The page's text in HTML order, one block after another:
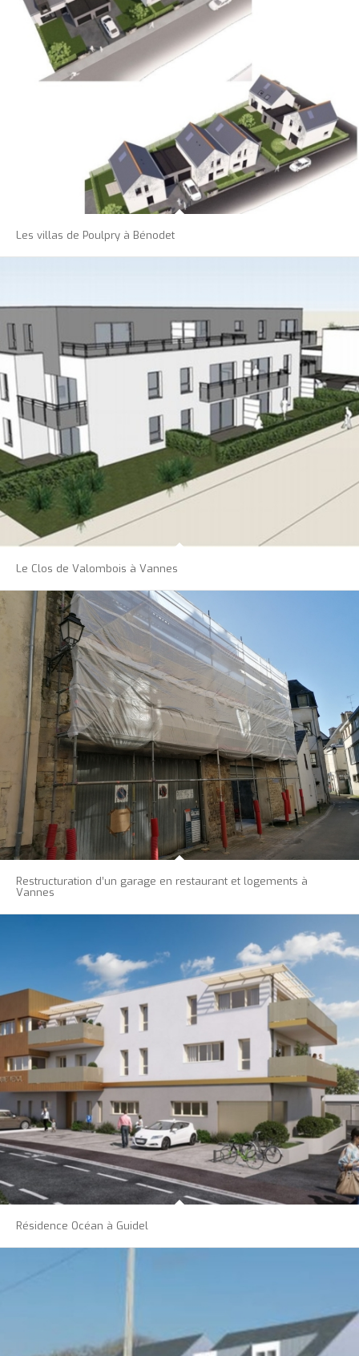
Les villas de Poulpry à Bénodet
Le Clos de Valombois à Vannes
Restructuration d’un garage en restaurant et logements à
Vannes
Résidence Océan à Guidel